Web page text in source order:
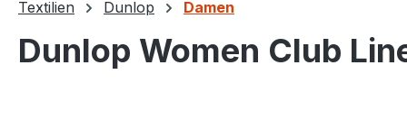
Textilien Dunlop Damen
Dunlop Women Club